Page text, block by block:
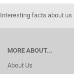
Interesting facts about us
MORE ABOUT...
About Us